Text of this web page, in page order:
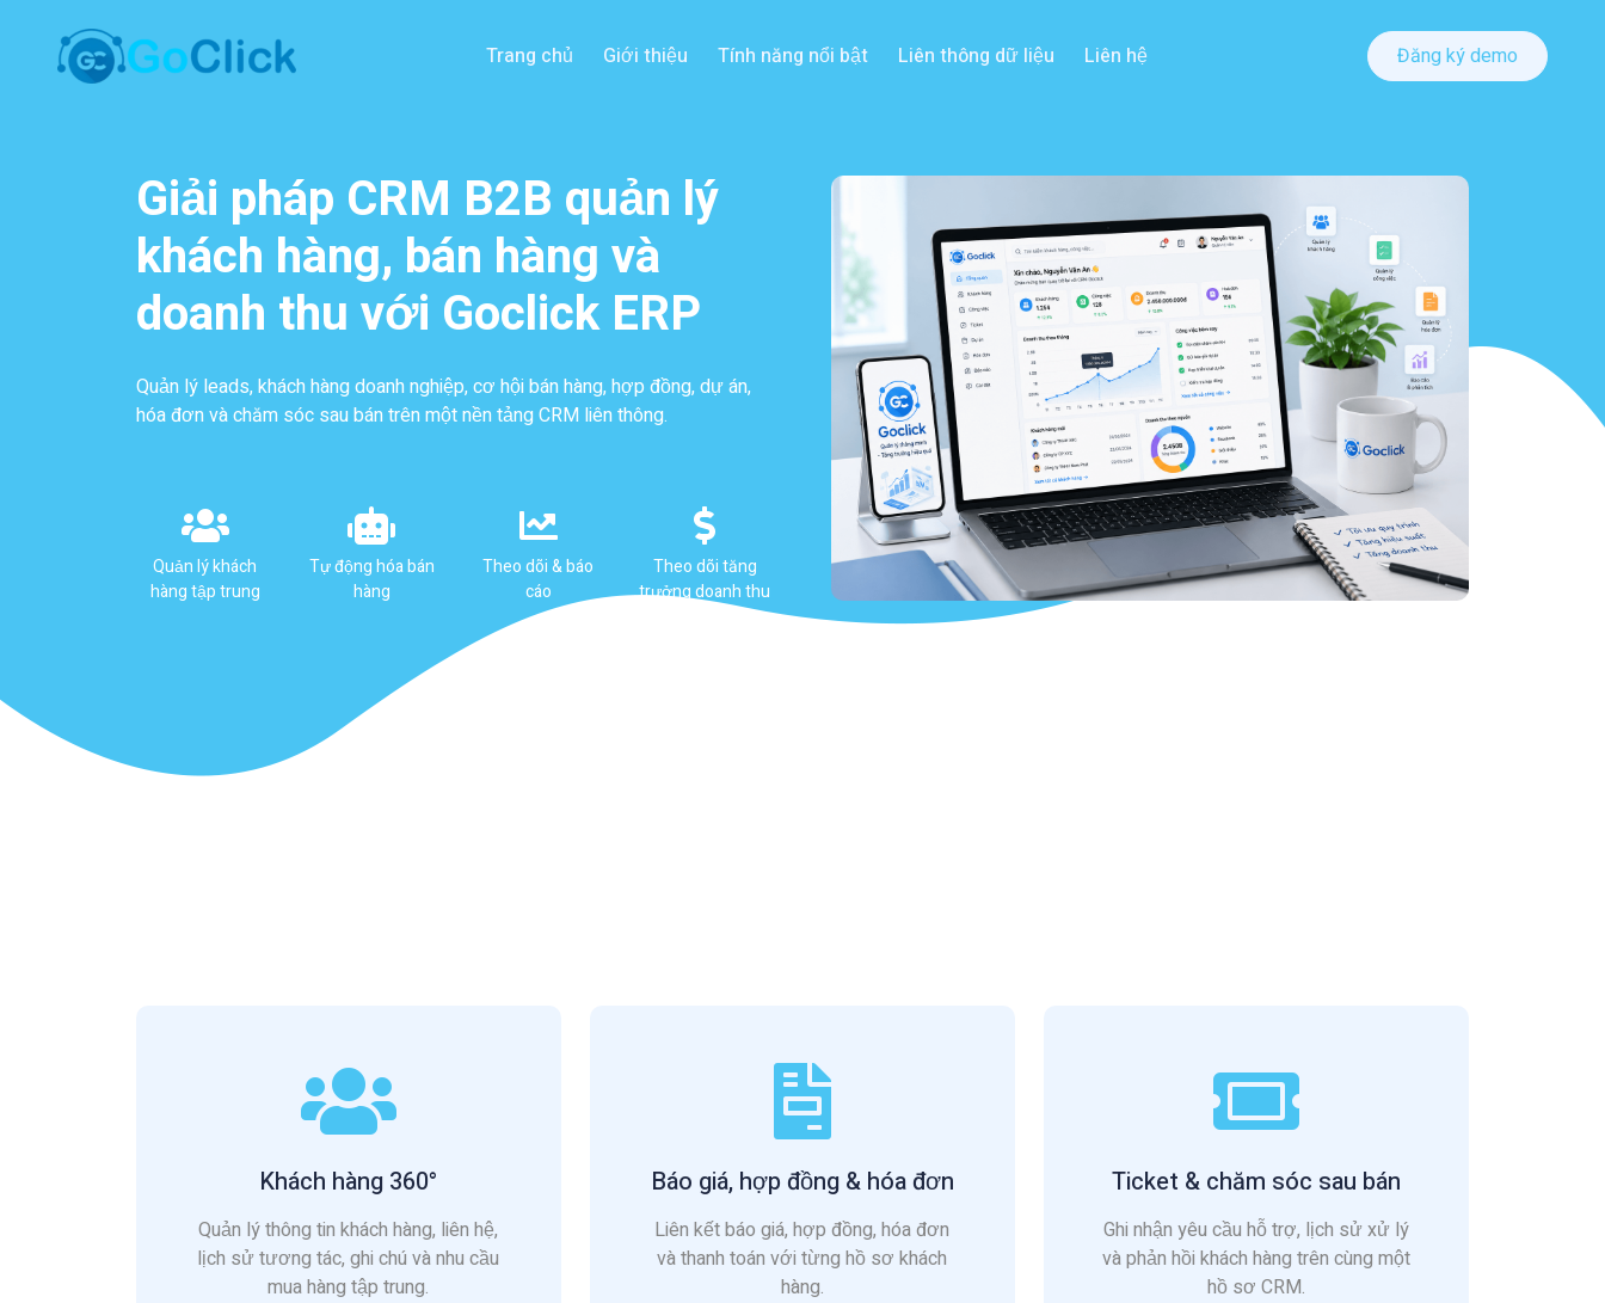
Trang chủ Giới thiệu Tính năng nổi bật Liên thông dữ liệu Liên hệ Đăng ký demo
Giải pháp CRM B2B quản lý
khách hàng, bán hàng và
doanh thu với Goclick ERP
Quản lý leads, khách hàng doanh nghiệp, cơ hội bán hàng, hợp đồng, dự án,
hóa đơn và chăm sóc sau bán trên một nền tảng CRM liên thông.
Quản lý khách
hàng tập trung
Tự động hóa bán
hàng
Theo dõi & báo
cáo
Theo dõi tăng
trưởng doanh thu
Khách hàng 360°
Quản lý thông tin khách hàng, liên hệ,
lịch sử tương tác, ghi chú và nhu cầu
mua hàng tập trung.
Báo giá, hợp đồng & hóa đơn
Liên kết báo giá, hợp đồng, hóa đơn
và thanh toán với từng hồ sơ khách
hàng.
Ticket & chăm sóc sau bán
Ghi nhận yêu cầu hỗ trợ, lịch sử xử lý
và phản hồi khách hàng trên cùng một
hồ sơ CRM.